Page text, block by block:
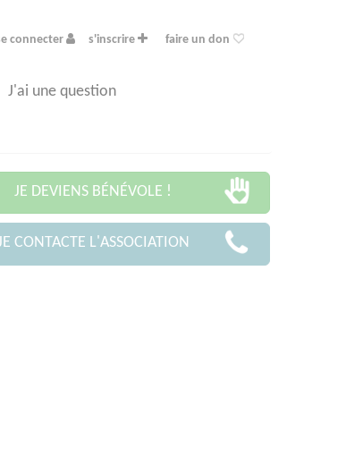
connecter s'inscrire faire un don
J'ai une question
JE DEVIENS BÉNÉVOLE !
CONTACTE L'ASSOCIATION